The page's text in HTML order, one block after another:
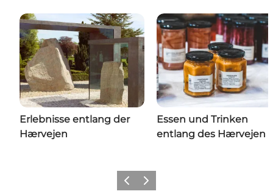
Erlebnisse entlang der
Hærvejen
Essen und Trinken
entlang des Hærvejen
ZurückWeiter